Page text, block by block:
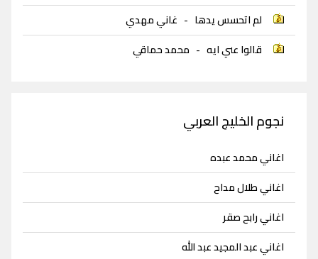
لم اتحسس يدها - غاني مهدي
قالوا عني ايه - محمد حماقي
نجوم الخليج العربي
اغاني محمد عبده
اغاني طلال مداح
اغاني رابح صقر
اغاني عبد المجيد عبد الله